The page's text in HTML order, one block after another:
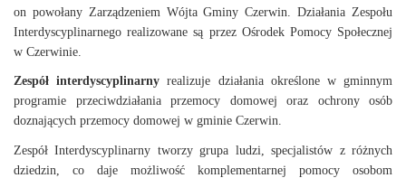
on powołany Zarządzeniem Wójta Gminy Czerwin. Działania Zespołu
Interdyscyplinarnego realizowane są przez Ośrodek Pomocy Społecznej
w Czerwinie.
Zespół interdyscyplinarny realizuje działania określone w gminnym
programie przeciwdziałania przemocy domowej oraz ochrony osób
doznających przemocy domowej w gminie Czerwin.
Zespół Interdyscyplinarny tworzy grupa ludzi, specjalistów z różnych
dziedzin, co daje możliwość komplementarnej pomocy osobom